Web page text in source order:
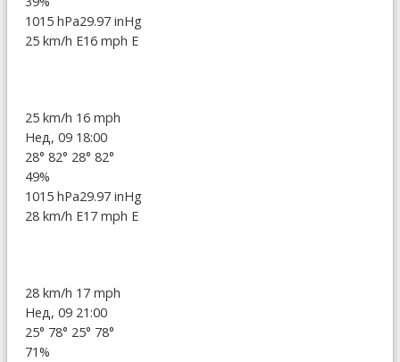
1015 hPa29.97 inHg
25 km/h E16 mph E
25 km/h 16 mph
Нед, 09 18:00
28° 82° 28° 82°
49%
1015 hPa29.97 inHg
28 km/h E17 mph E
28 km/h 17 mph
Нед, 09 21:00
25° 78° 25° 78°
71%